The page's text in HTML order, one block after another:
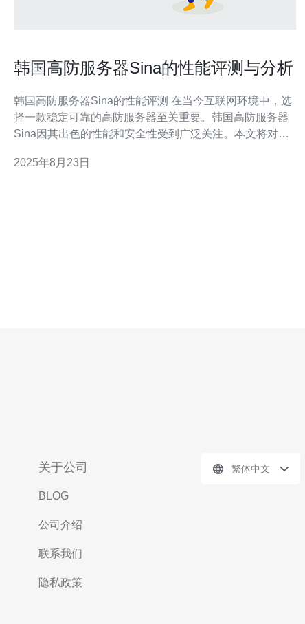
韩国高防服务器Sina的性能评测与分析
韩国高防服务器Sina的性能评测 在当今互联网环境中，选
择一款稳定可靠的高防服务器至关重要。韩国高防服务器
Sina因其出色的性能和安全性受到广泛关注。本文将对其
势。 以下是本文的三个精华内容： 1. 性能表现：高效与稳
2025年8月23日
关于公司
BLOG
公司介绍
联系我们
隐私政策
繁体中文